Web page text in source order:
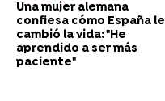
Una mujer alemana
confiesa cómo España le
cambió la vida: "He
aprendido a ser más
paciente"